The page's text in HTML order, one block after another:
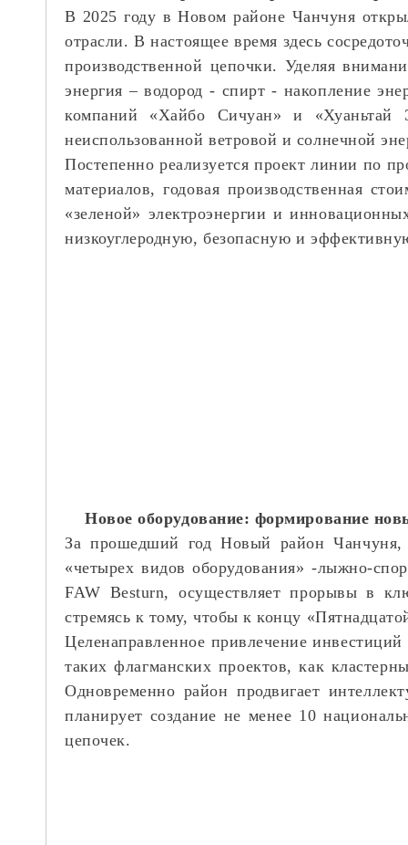
В 2025 году в Новом районе Чанчуня
отрасли. В настоящее время здесь
производственной цепочки. Уделяя
энергия – водород- спирт- накопление
компаний «Хайбо Сичуан» и «Хуаньтай
неиспользованной ветровой и солнечной
Постепенно реализуется проект линии по
материалов, годовая производственная
«зеленой» электроэнергии и
низкоуглеродную, безопасную и
Новое оборудование: формирование
За прошедший год Новый район Чанчуня,
«четырех видов оборудования» -лыжно-
FAW Besturn, осуществляет прорывы в
стремясь к тому, чтобы к концу
Целенаправленное привлечение
таких флагманских проектов, как
Одновременно район продвигает
планирует создание не менее 10
цепочек.